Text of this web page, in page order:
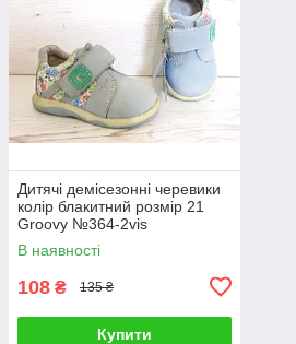
Дитячі демісезонні черевики
колір блакитний розмір 21
Groovy №364-2vis
В наявності
108 ₴ 135 ₴
Купити